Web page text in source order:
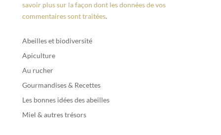
savoir plus sur la façon dont les données de vos
commentaires sont traitées.
Abeilles et biodiversité
Apiculture
Au rucher
Gourmandises & Recettes
Les bonnes idées des abeilles
Miel & autres trésors